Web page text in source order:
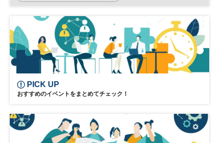
アート×経営戦略フォーラム
PICK UP
おすすめのイベントをまとめてチェック！